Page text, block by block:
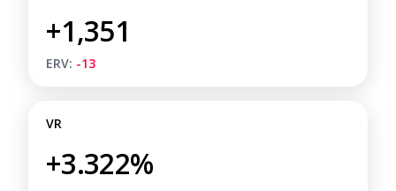
+1,351
ERV: -13
VR
+3.322%